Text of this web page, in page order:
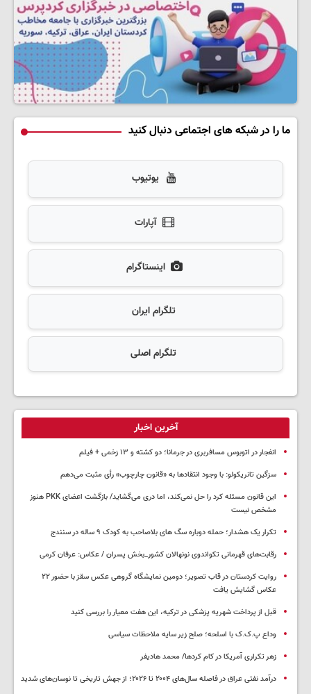
ما را در شبکه های اجتماعی دنبال کنید
یوتیوب
آپارات
اینستاگرام
تلگرام ایران
تلگرام اصلی
آخرین اخبار
انفجار در اتوبوس مسافربری در جرمانا؛ دو کشته و ۱۳ زخمی + فیلم
سزگین تانریکولو: با وجود انتقادها به «قانون چارچوب» رأی مثبت می‌دهم
این قانون مسئله کرد را حل نمی‌کند، اما دری می‌گشاید/ بازگشت اعضای PKK هنوز
مشخص نیست
تکرار یک هشدار؛ حمله دوباره سگ های بلاصاحب به کودک ۹ ساله در سنندج
رقابت‌های قهرمانی تکواندوی نونهالان کشور_بخش پسران / عکاس: عرفان کرمی
روایت کردستان در قاب تصویر؛ دومین نمایشگاه گروهی عکس سقز با حضور ۲۲
عکاس گشایش یافت
قبل از پرداخت شهریه پزشکی در ترکیه، این هفت معیار را بررسی کنید
وداع پ.ک.ک با اسلحه؛ صلح زیر سایه ملاحظات سیاسی
زهر تکراری آمریکا در کام کردها/ محمد هادیفر
درآمد نفتی عراق در فاصله سال‌های ۲۰۰۴ تا ۲۰۲۶؛ از جهش تاریخی تا نوسان‌های شدید